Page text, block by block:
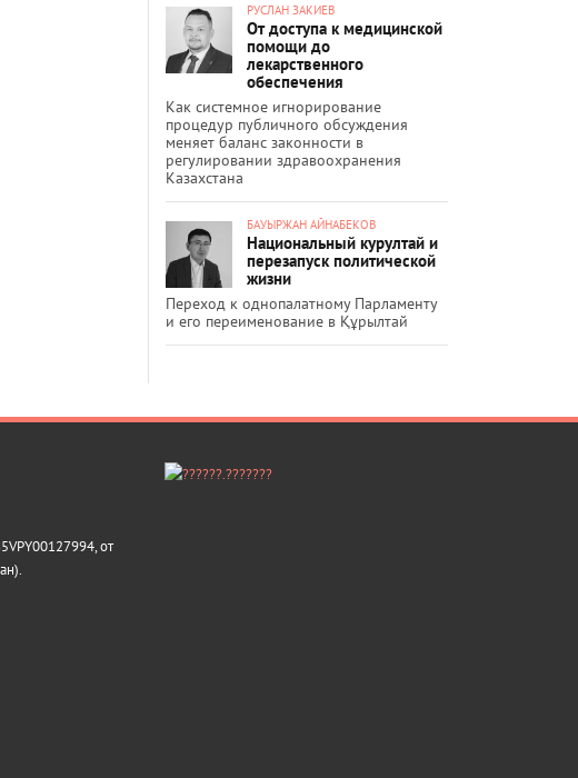
РУСЛАН ЗАКИЕВ
От доступа к медицинской
помощи до
лекарственного
обеспечения
Как системное игнорирование
процедур публичного обсуждения
меняет баланс законности в
регулировании здравоохранения
Казахстана
БАУЫРЖАН АЙНАБЕКОВ
Национальный курултай и
перезапуск политической
жизни
Переход к однопалатному Парламенту
и его переименование в Құрылтай
от